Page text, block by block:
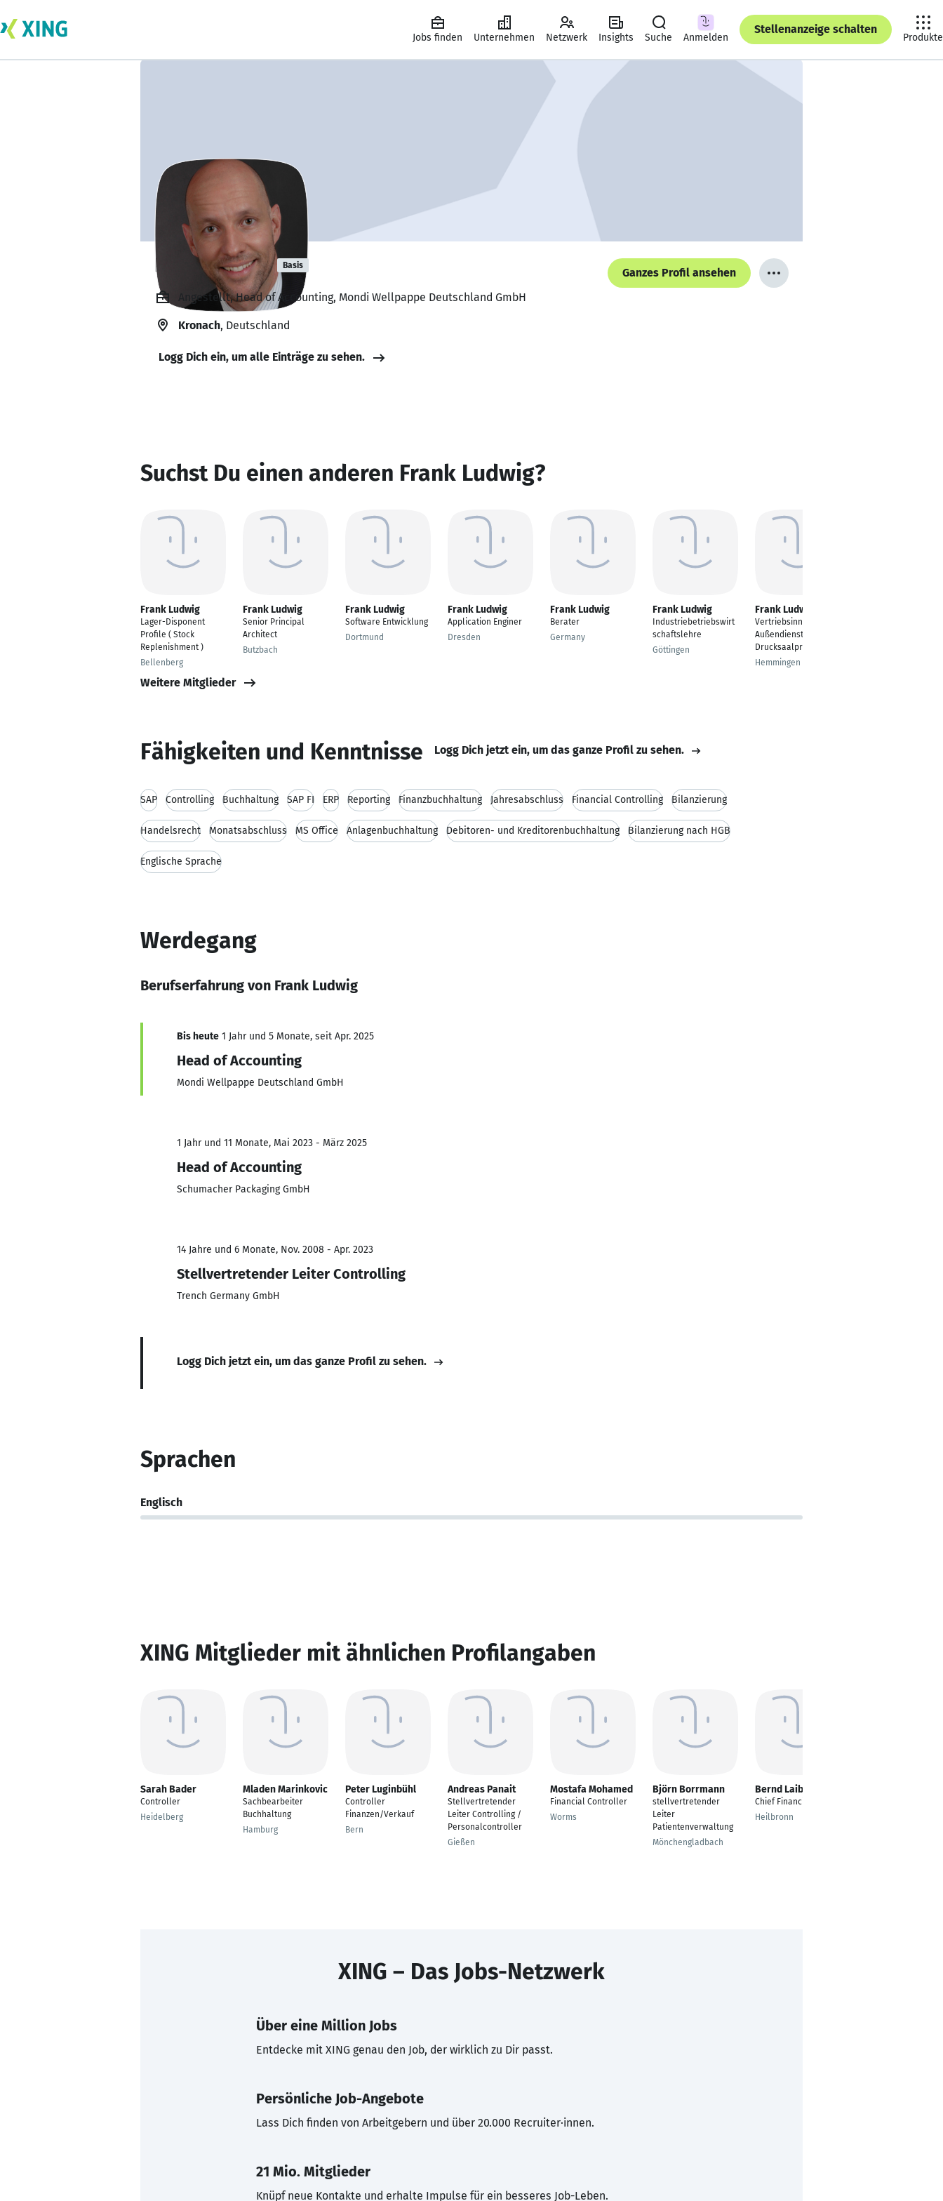
Jobs finden Unternehmen Netzwerk Insights Suche Anmelden
Stellenanzeige schalten
Produkte
Frank Ludwig Basis
Ganzes Profil ansehen
Angestellt, Head of Accounting, Mondi Wellpappe Deutschland GmbH
Kronach, Deutschland
Logg Dich ein, um alle Einträge zu sehen.
Suchst Du einen anderen Frank Ludwig?
Frank Ludwig
Lager-Disponent
Profile ( Stock
Replenishment )
Bellenberg
Frank Ludwig
Senior Principal
Architect
Butzbach
Frank Ludwig
Software Entwicklung
Dortmund
Frank Ludwig
Application Enginer
Dresden
Frank Ludwig
Berater
Germany
Frank Ludwig
Industriebetriebswirt
schaftslehre
Göttingen
Frank Ludwig
Vertriebsinnen- &
Außendienst
Drucksaalprodukte
Hemmingen
Weitere Mitglieder
Fähigkeiten und Kenntnisse Logg Dich jetzt ein, um das ganze Profil zu sehen.
SAP Controlling Buchhaltung SAP FI ERP Reporting Finanzbuchhaltung Jahresabschluss Financial Controlling Bilanzierung
Handelsrecht Monatsabschluss MS Office Anlagenbuchhaltung Debitoren- und Kreditorenbuchhaltung Bilanzierung nach HGB
Englische Sprache
Werdegang
Berufserfahrung von Frank Ludwig
Bis heute 1 Jahr und 5 Monate, seit Apr. 2025
Head of Accounting
Mondi Wellpappe Deutschland GmbH
1 Jahr und 11 Monate, Mai 2023 - März 2025
Head of Accounting
Schumacher Packaging GmbH
14 Jahre und 6 Monate, Nov. 2008 - Apr. 2023
Stellvertretender Leiter Controlling
Trench Germany GmbH
Logg Dich jetzt ein, um das ganze Profil zu sehen.
Sprachen
Englisch
XING Mitglieder mit ähnlichen Profilangaben
Sarah Bader
Controller
Heidelberg
Mladen Marinkovic
Sachbearbeiter
Buchhaltung
Hamburg
Peter Luginbühl
Controller
Finanzen/Verkauf
Bern
Andreas Panait
Stellvertretender
Leiter Controlling /
Personalcontroller
Gießen
Mostafa Mohamed
Financial Controller
Worms
Björn Borrmann
stellvertretender
Leiter
Patientenverwaltung
Mönchengladbach
Bernd Laibacher
Chief Financial Officer
Heilbronn
XING – Das Jobs-Netzwerk
Über eine Million Jobs
Entdecke mit XING genau den Job, der wirklich zu Dir passt.
Persönliche Job-Angebote
Lass Dich finden von Arbeitgebern und über 20.000 Recruiter·innen.
21 Mio. Mitglieder
Knüpf neue Kontakte und erhalte Impulse für ein besseres Job-Leben.